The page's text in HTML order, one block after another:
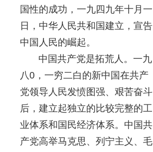
国性的成功，一九四九年十月一
日，中华人民共和国建立，宣告
中国人民的崛起。
中国共产党是拓荒人。一九
八0，一穷二白的新中国在共产
党领导人民发愤图强、艰苦奋斗
后，建立起独立的比较完整的工
业体系和国民经济体系。中国共
产党高举马克思、列宁主义、毛